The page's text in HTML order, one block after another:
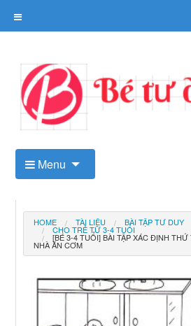
Kho tài liệu tư
Menu
HOME TÀI LIỆU BÀI TẬP TƯ DUY
CHO TRẺ TỪ 3-4 TUỔI
[BÉ 3-4 TUỔI] BÀI TẬP XÁC ĐỊNH
NHÀ ĂN CƠM